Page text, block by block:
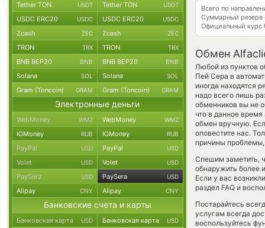
Всего по
Суммарный резерв
Официальный курс
Обмен
Любой из пунктов
Пей Сера в
иногда находятся
надо всего лишь
обменников вы не
что в данное
обмен вручную.
оповестите нас.
причины
Спешим заметить,
обнаружить более
Если у вас
раздел FAQ и
Постарайтесь
услугам всегда
воспользуйтесь
Tether TON USDT Tether TON USDT
USDC ERC20 USDC USDC ERC20 USDC
Zcash ZEC Zcash ZEC
TRON TRX TRON TRX
BNB BEP20 BNB BNB BEP20 BNB
Solana SOL Solana SOL
Gram (Toncoin) GRAM Gram (Toncoin) GRAM
Электронные деньги
WebMoney WMZ WebMoney WMZ
ЮMoney RUB ЮMoney RUB
PayPal USD PayPal USD
Volet USD Volet USD
PaySera USD PaySera USD
Alipay CNY Alipay CNY
Банковские счета и карты
Банковская карта USD Банковская карта USD